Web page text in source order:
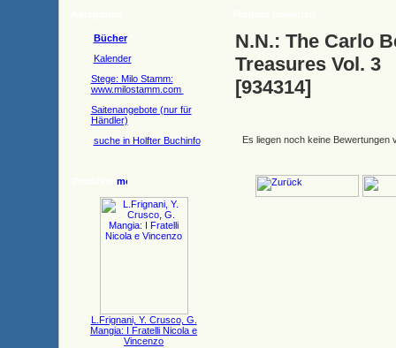
Bücher
Kalender
Stege: Milo Stamm:
www.milostamm.com
Saitenangebote (nur für
Händler)
suche in Holfter Buchinfo
L.Frignani, Y. Crusco, G.
Mangia: I Fratelli Nicola e
Vincenzo
N.N.: The Carlo
Treasures Vol. 3
[934314]
Es liegen noch keine Bewertungen